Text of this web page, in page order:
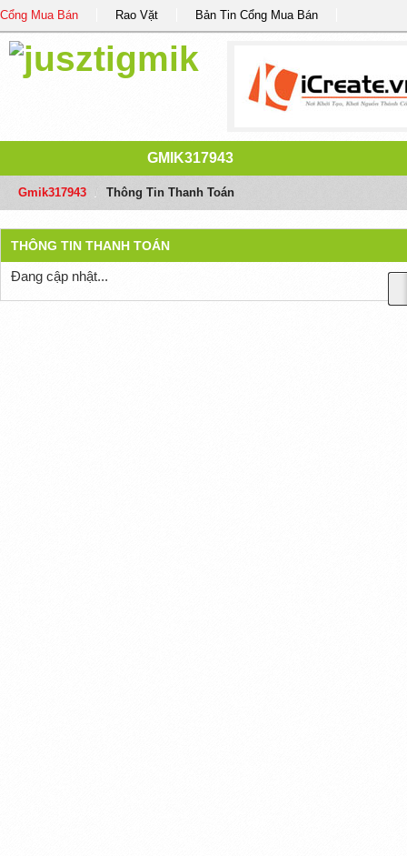
Cổng Mua Bán Rao Vặt Bản Tin Cổng Mua Bán
GMIK317943
Gmik317943 Thông Tin Thanh Toán
THÔNG TIN THANH TOÁN
Đang cập nhật...